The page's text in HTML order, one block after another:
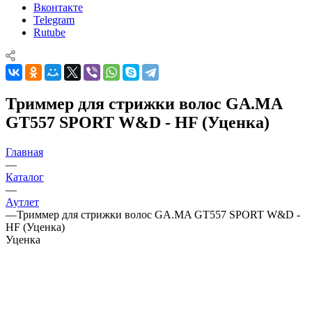
Вконтакте
Telegram
Rutube
Триммер для стрижки волос GA.MA
GT557 SPORT W&D - HF (Уценка)
Главная
—
Каталог
—
Аутлет
—Триммер для стрижки волос GA.MA GT557 SPORT W&D -
HF (Уценка)
Уценка